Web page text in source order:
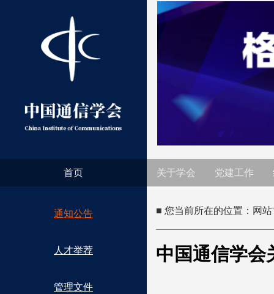
首页 关于学会 党建工作
通知公告
人才举荐
管理文件
■ 您当前所在的位置： 网
中国通信学会